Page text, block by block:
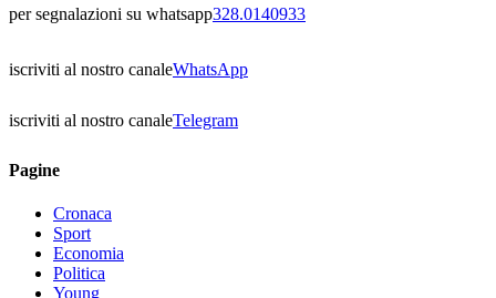
per segnalazioni su whatsapp328.0140933
iscriviti al nostro canaleWhatsApp
iscriviti al nostro canaleTelegram
Pagine
Cronaca
Sport
Economia
Politica
Young